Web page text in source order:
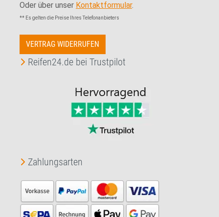
Oder über unser Kontaktformular.
** Es gelten die Preise Ihres Telefonanbieters
VERTRAG WIDERRUFEN
Reifen24.de bei Trustpilot
Zahlungsarten